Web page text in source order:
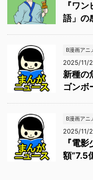
『ワ
語」の
B漫画アニ
2025/11/
新種の
ゴンボ
B漫画アニ
2025/11/
『電
額“7.5